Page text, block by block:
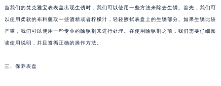
当我们的梵克雅宝表表盘出现生锈时，我们可以使用一些方法来除去生锈。首先，我们可
以使用柔软的布料蘸取一些酒精或者柠檬汁，轻轻擦拭表盘上的生锈部分。如果生锈比较
严重，我们可以使用一些专业的除锈剂来进行处理。在使用除锈剂之前，我们需要仔细阅
读使用说明，并且遵循正确的操作方法。
三、保养表盘